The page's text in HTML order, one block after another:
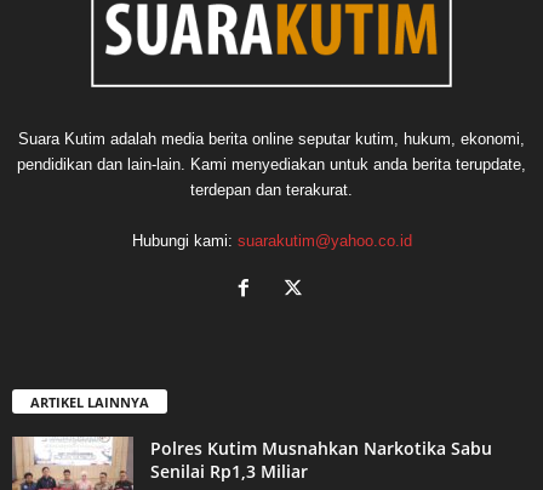
Suara Kutim adalah media berita online seputar kutim, hukum, ekonomi,
pendidikan dan lain-lain. Kami menyediakan untuk anda berita terupdate,
terdepan dan terakurat.
Hubungi kami: suarakutim@yahoo.co.id
ARTIKEL LAINNYA
Polres Kutim Musnahkan Narkotika Sabu
Senilai Rp1,3 Miliar